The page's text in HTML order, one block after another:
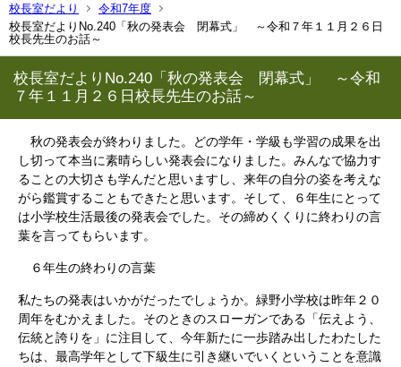
校長室だより
令和7年度
校長室だよりNo.240「秋の発表会 閉幕式」 ～令和７年１１月２６日
校長先生のお話～
校長室だよりNo.240「秋の発表会 閉幕式」 ～令和
７年１１月２６日校長先生のお話～
秋の発表会が終わりました。どの学年・学級も学習の成果を出
し切って本当に素晴らしい発表会になりました。みんなで協力す
ることの大切さも学んだと思いますし、来年の自分の姿を考えな
がら鑑賞することもできたと思います。そして、６年生にとって
は小学校生活最後の発表会でした。その締めくくりに終わりの言
葉を言ってもらいます。
６年生の終わりの言葉
私たちの発表はいかがだったでしょうか。緑野小学校は昨年２０
周年をむかえました。そのときのスローガンである「伝えよう、
伝統と誇りを」に注目して、今年新たに一歩踏み出したわたした
ちは、最高学年として下級生に引き継いでいくということを意識